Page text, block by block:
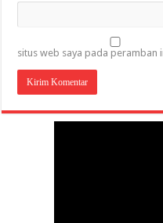
situs web saya pada peramban